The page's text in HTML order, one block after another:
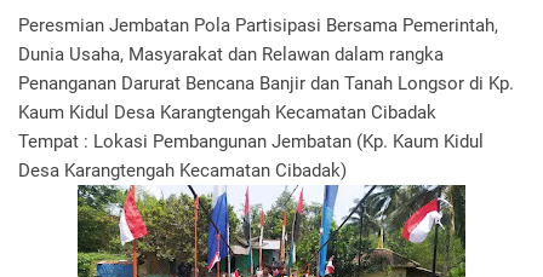
Peresmian Jembatan Pola Partisipasi Bersama Pemerintah,
Dunia Usaha, Masyarakat dan Relawan dalam rangka
Penanganan Darurat Bencana Banjir dan Tanah Longsor di Kp.
Kaum Kidul Desa Karangtengah Kecamatan Cibadak
Tempat : Lokasi Pembangunan Jembatan (Kp. Kaum Kidul
Desa Karangtengah Kecamatan Cibadak)